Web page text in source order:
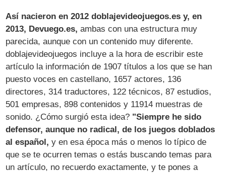
Así nacieron en 2012 doblajevideojuegos.es y, en
2013, Devuego.es,ambas con una estructura muy
parecida, aunque con un contenido muy diferente.
doblajevideojuegos incluye a la hora de escribir este
artículo la información de 1907 títulos a los que se han
puesto voces en castellano, 1657 actores, 136
directores, 314 traductores, 122 técnicos, 87 estudios,
501 empresas, 898 contenidos y 11914 muestras de
sonido. ¿Cómo surgió esta idea? "Siempre he sido
defensor, aunque no radical, de los juegos doblados
al español, y en esa época más o menos lo típico de
que se te ocurren temas o estás buscando temas para
un artículo, no recuerdo exactamente, y te pones a